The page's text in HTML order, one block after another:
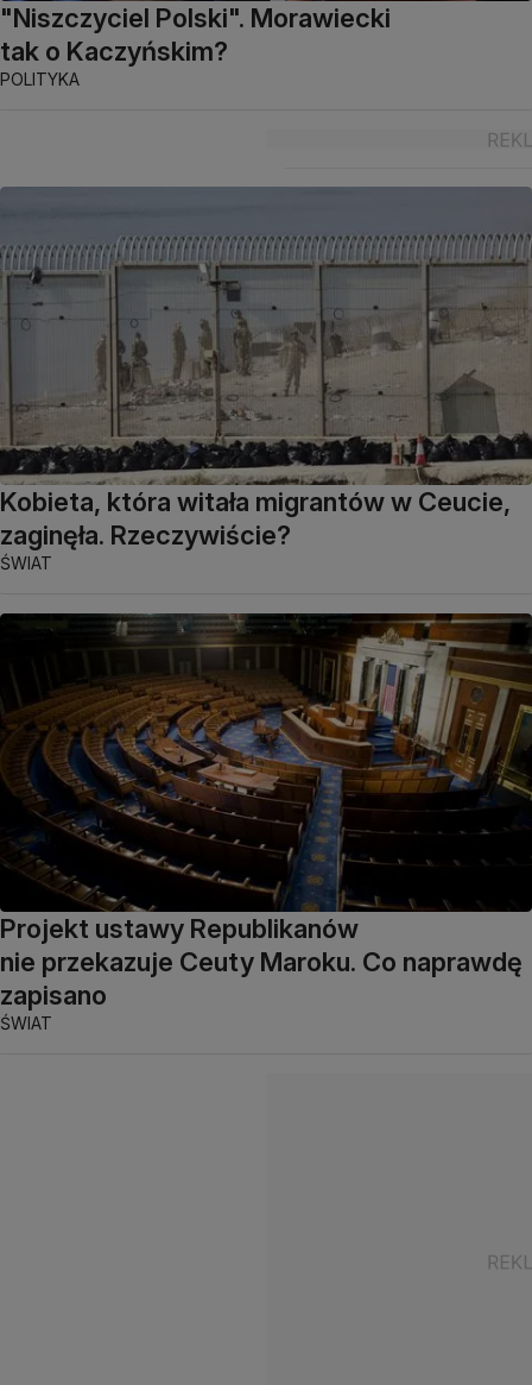
"Niszczyciel Polski". Morawiecki
tak o Kaczyńskim?
POLITYKA
Kobieta, która witała migrantów w Ceucie,
zaginęła. Rzeczywiście?
ŚWIAT
Projekt ustawy Republikanów
nie przekazuje Ceuty Maroku. Co naprawdę
zapisano
ŚWIAT